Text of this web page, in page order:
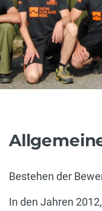
Bestehen der
In den Jahren